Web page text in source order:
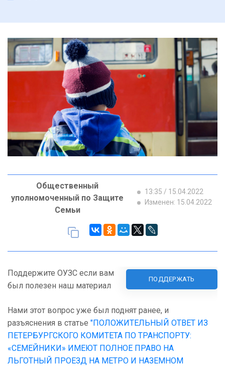
Общественный
уполномоченный по Защите
Семьи
13:35 / 15.04.2022
Изменен: 15.04.2022
Поддержите ОУЗС если вам
был полезен наш материал
ПОДДЕРЖАТЬ
Нами этот вопрос уже был поднят ранее, и
разъяснения в статье "ПОЛОЖИТЕЛЬНЫЙ ОТВЕТ ИЗ
ПЕТЕРБУРГСКОГО КОМИТЕТА ПО ТРАНСПОРТУ:
«СЕМЕЙНИКИ» ИМЕЮТ ПОЛНОЕ ПРАВО НА
ЛЬГОТНЫЙ ПРОЕЗД НА МЕТРО И НАЗЕМНОМ